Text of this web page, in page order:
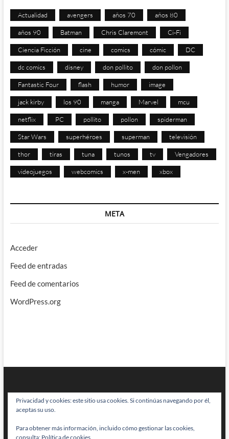
Actualidad avengers años 70 años 80
años 90 Batman Chris Claremont Ci-Fi
Ciencia Ficción cine comics cómic DC
dc comics disney don pollito don pollon
Fantastic Four flash humor image
jack kirby los 90 manga Marvel mcu
netflix PC pollito pollon spiderman
Star Wars superhéroes superman televisión
thor tiras tuna tunos tv Vengadores
videojuegos webcomics x-men xbox
META
Acceder
Feed de entradas
Feed de comentarios
WordPress.org
BRAINSTOMPING| Diseñado por:Theme Freesia|WordPress| © Todos
Privacidad y cookies: este sitio usa cookies. Si continúas navegando por él,
aceptas su uso.
Para obtener más información, incluido cómo gestionar las cookies,
consulta: Política de cookies